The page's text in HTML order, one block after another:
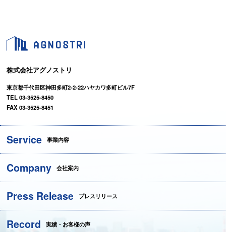
株式会社アグノストリ
東京都千代田区神田多町2-2-22ハヤカワ多町ビル7F
TEL 03-3525-8450
FAX 03-3525-8451
Service 事業内容
Company 会社案内
Press Release プレスリリース
Record 実績・お客様の声